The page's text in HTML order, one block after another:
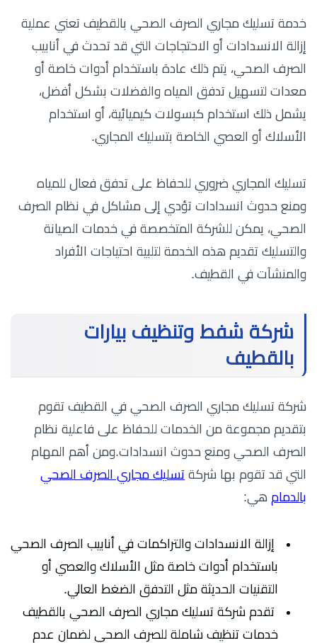
خدمة تسليك مجاري الصرف الصحي بالقطيف تعني عملية
إزالة الانسدادات أو الاحتجاجات التي قد تحدث في أنابيب
الصرف الصحي، يتم ذلك عادة باستخدام أدوات خاصة أو
معدات لتسهيل تدفق المياه والفضلات بشكل أفضل،
يشمل ذلك استخدام كبسولات كيميائية، أو استخدام
الأسلاك أو العصي الخاصة بتسليك المجاري.
تسليك المجاري ضروري للحفاظ على تدفق فعال للمياه
ومنع حدوث انسدادات تؤدي إلى مشاكل في نظام الصرف
الصحي، يمكن للشركة المتخصصة في خدمات الصيانة
والتسليك تقديم هذه الخدمة لتلبية احتياجات الأفراد
والمنشآت في القطيف.
شركة شفط وتنظيف بيارات
بالقطيف
شركة تسليك مجاري الصرف الصحي في القطيف تقوم
بتقديم مجموعة من الخدمات للحفاظ على فاعلية نظام
الصرف الصحي ومنع حدوث انسدادات.ومن أهم المهام
التي قد تقوم بها شركة تسليك مجاري الصرف الصحي
بالدمام هي:
إزالة الانسدادات والتراكمات في أنابيب الصرف الصحي
باستخدام أدوات خاصة مثل الأسلاك والعصي أو
التقنيات الحديثة مثل التدفق الضغط العالي.
تقدم شركة تسليك مجاري الصرف الصحي بالقطيف
خدمات تنظيف شاملة للصرف الصحي لضمان عدم